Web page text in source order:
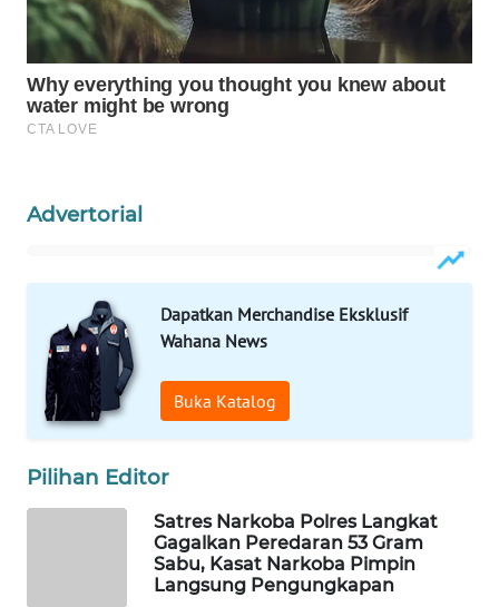
Advertorial
Dapatkan Merchandise Eksklusif
Wahana News
Buka Katalog
Pilihan Editor
Satres Narkoba Polres Langkat
Gagalkan Peredaran 53 Gram
Sabu, Kasat Narkoba Pimpin
Langsung Pengungkapan
WAHANA
OTOMOTIF
WAHANA
HEALTH
DESA
WAHANA
Wahana
Network
LISTRIK